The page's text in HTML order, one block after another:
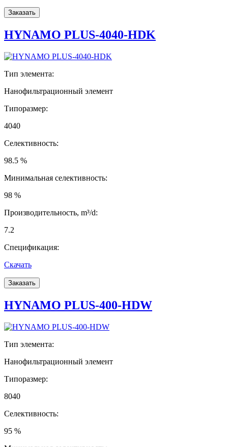
Заказать
HYNAMO PLUS-4040-HDK
Тип элемента:
Нанофильтрационный элемент
Типоразмер:
4040
Селективность:
98.5 %
Минимальная селективность:
98 %
Производительность, m³/d:
7.2
Спецификация:
Скачать
Заказать
HYNAMO PLUS-400-HDW
Тип элемента:
Нанофильтрационный элемент
Типоразмер:
8040
Селективность:
95 %